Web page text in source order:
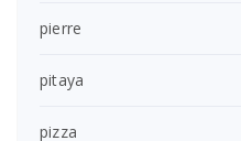
pierre
pitaya
pizza